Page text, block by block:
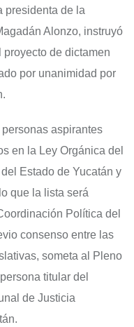
presidenta de la
Alonzo, instruyó
de dictamen
por unanimidad por
aspirantes
en la Ley Orgánica del
Estado de Yucatán y
que la lista será
Política del
consenso entre las
someta al Pleno
titular del
de Justicia